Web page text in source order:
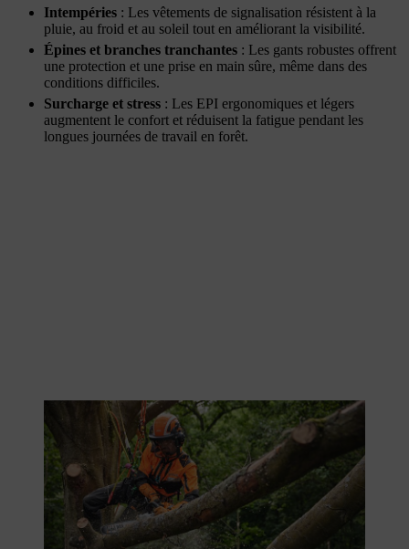
Intempéries : Les vêtements de signalisation résistent à la
pluie, au froid et au soleil tout en améliorant la visibilité.
Épines et branches tranchantes : Les gants robustes offrent
une protection et une prise en main sûre, même dans des
conditions difficiles.
Surcharge et stress : Les EPI ergonomiques et légers
augmentent le confort et réduisent la fatigue pendant les
longues journées de travail en forêt.
Travailler en hauteur en toute sécurité avec un équipement
d’escalade et un EPI pour travaux forestiers